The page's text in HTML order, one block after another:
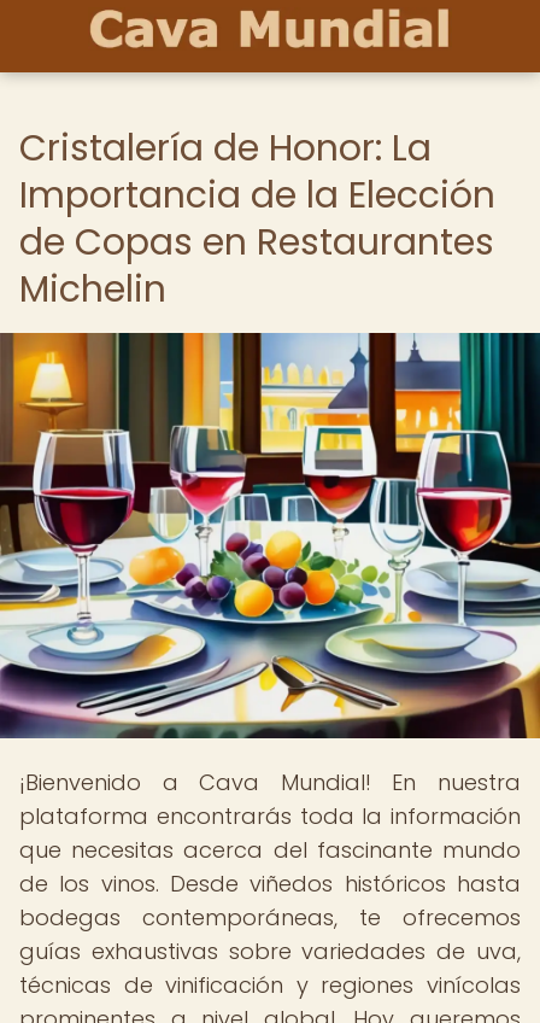
Cristalería de Honor: La
Importancia de la Elección
de Copas en Restaurantes
Michelin
¡Bienvenido a Cava Mundial! En nuestra
plataforma encontrarás toda la información
que necesitas acerca del fascinante mundo
de los vinos. Desde viñedos históricos hasta
bodegas contemporáneas, te ofrecemos
guías exhaustivas sobre variedades de uva,
técnicas de vinificación y regiones vinícolas